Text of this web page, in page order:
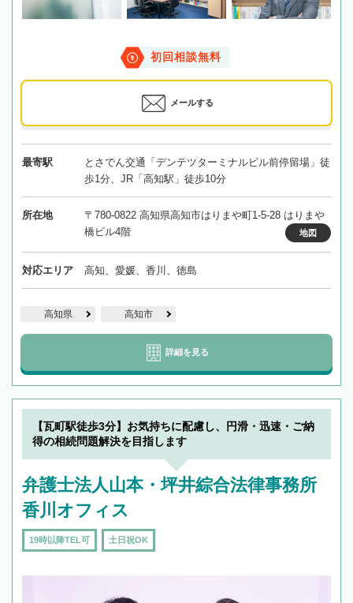
初回相談無料
メールする
最寄駅
とさでん交通「デンテツターミナルビル前停留場」徒
歩1分、JR「高知駅」徒歩10分
所在地
〒780-0822 高知県高知市はりまや町1-5-28 はりまや
橋ビル4階
地図
対応エリア 高知、愛媛、香川、徳島
高知県 高知市
詳細を見る
【瓦町駅徒歩3分】お気持ちに配慮し、円滑・迅速・ご納
得の相続問題解決を目指します
弁護士法人山本・坪井綜合法律事務所
香川オフィス
19時以降TEL可 土日祝OK